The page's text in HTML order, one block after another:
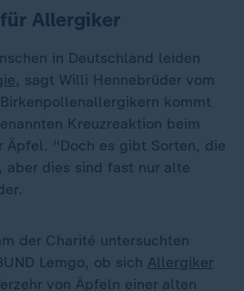
Allergiker
in Deutschland leiden
, sagt Willi Hennebrüder vom
kommt
Kreuzreaktion beim
Äpfel. "Doch es gibt Sorten, die
aber dies sind fast nur alte
der Charité untersuchten
Lemgo, ob sich Allergiker
von Äpfeln einer alten